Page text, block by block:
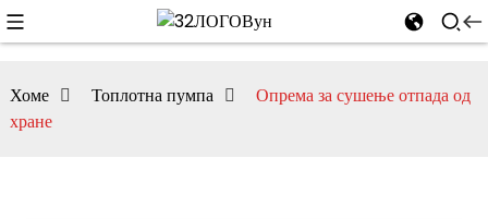
Хоме Топлотна пумпа
Опрема за сушење отпада од
хране